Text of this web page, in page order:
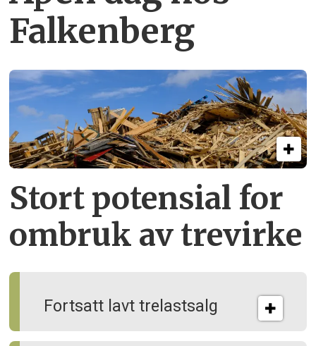
Falkenberg
Stort potensial for
ombruk av tre­virke
Fortsatt lavt trelastsalg